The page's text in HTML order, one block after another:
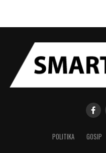
POLITIKA GOSIP